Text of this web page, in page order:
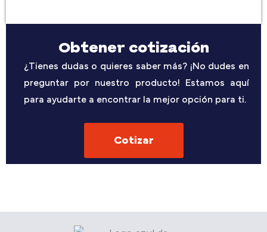
Obtener cotización
¿Tienes dudas o quieres saber más? ¡No dudes en
preguntar por nuestro producto! Estamos aquí
para ayudarte a encontrar la mejor opción para ti.
Cotizar